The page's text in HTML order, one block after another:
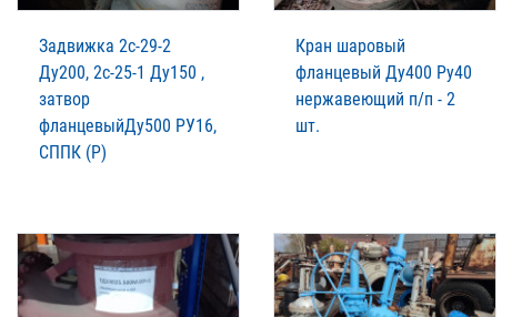
Задвижка 2с-29-2
Ду200, 2с-25-1 Ду150 ,
затвор
фланцевыйДу500 РУ16,
СППК (Р)
Кран шаровый
фланцевый Ду400 Ру40
нержавеющий п/п - 2
шт.